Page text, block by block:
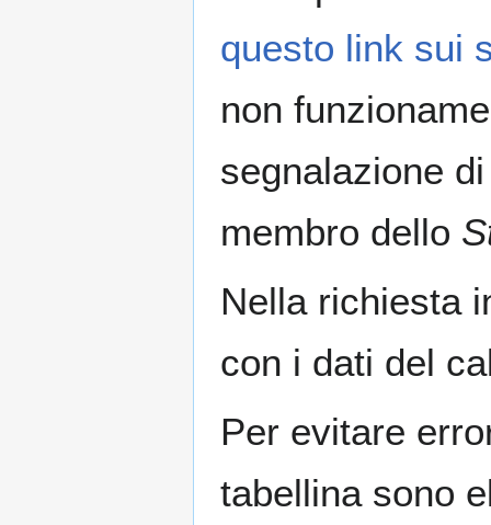
questo link sui
non
segnalazione
membro dello
Nella richiesta
con i dati del
Per evitare
tabellina sono